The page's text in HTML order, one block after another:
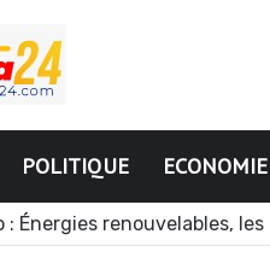
POLITIQUE ECONOMIE
: Énergies renouvelables,